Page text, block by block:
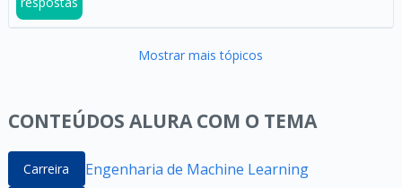
Mostrar mais tópicos
CONTEÚDOS ALURA COM O TEMA
Carreira Engenharia de Machine Learning